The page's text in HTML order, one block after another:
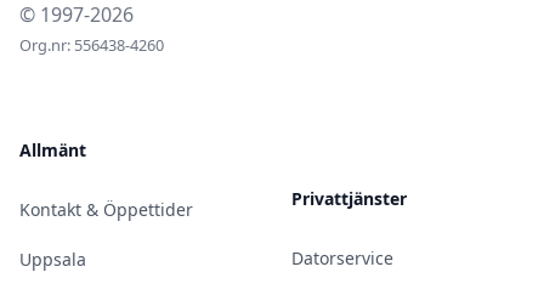
© 1997-2026
Org.nr: 556438-4260
Allmänt
Kontakt & Öppettider
Uppsala
Privattjänster
Datorservice